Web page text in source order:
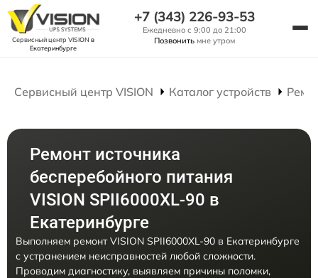
Сервисный центр VISION в
Екатеринбурге
+7 (343) 226-93-53
Ежедневно с 9:00 до 21:00
Позвонить мне утром
Сервисный центр VISION Каталог устройств
Ремонт источника
бесперебойного питания
VISION SPII6000XL-90 в
Екатеринбурге
Выполняем ремонт VISION SPII6000XL-90 в Екатеринбурге
с устранением неисправностей любой сложности.
Проводим диагностику, выявляем причины поломки,